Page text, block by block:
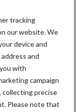
tracking
our website. We
device and
and
with
campaign
collecting precise
Please note that
in
Fokkerij